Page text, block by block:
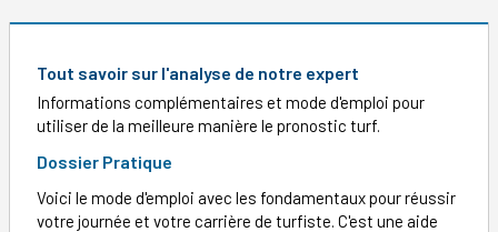
Tout savoir sur l'analyse de notre expert
Informations complémentaires et mode d'emploi pour
utiliser de la meilleure manière le pronostic turf.
Dossier Pratique
Voici le mode d'emploi avec les fondamentaux pour réussir
votre journée et votre carrière de turfiste. C'est une aide